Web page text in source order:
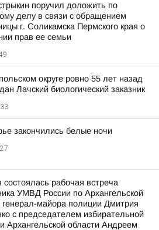
поручил доложить по
делу в связи с обращением
г. Соликамска Пермского края о
прав ее семьи
округе ровно 55 лет назад
Лачский биологический заказник
закончились белые ночи
состоялась рабочая встреча
УМВД России по Архангельской
генерал-майора полиции Дмитрия
с председателем избирательной
Архангельской области Андреем